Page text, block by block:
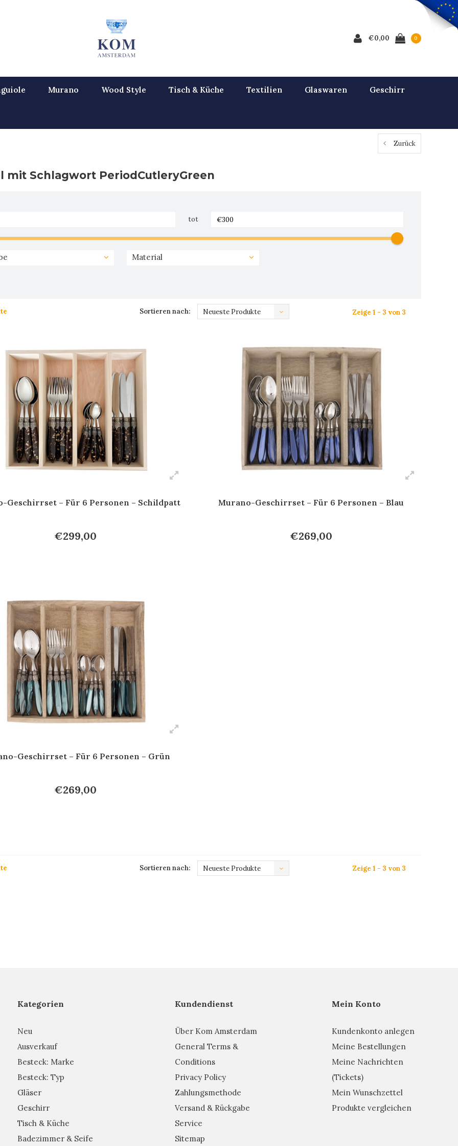
€0,00 0
Murano Wood Style Tisch & Küche Textilien Glaswaren Geschirr
Zurück
mit Schlagwort PeriodCutleryGreen
tot
Material
Sortieren nach: Neueste Produkte Zeige 1 - 3 von 3
Geschirrset – Für 6 Personen – Schildpatt
€299,00
Murano-Geschirrset – Für 6 Personen – Blau
€269,00
Geschirrset – Für 6 Personen – Grün
€269,00
Sortieren nach: Neueste Produkte Zeige 1 - 3 von 3
Kategorien
Neu
Ausverkauf
Besteck: Marke
Besteck: Typ
Gläser
Geschirr
Tisch & Küche
Badezimmer & Seife
Kundendienst
Über Kom Amsterdam
General Terms &
Conditions
Privacy Policy
Zahlungsmethode
Versand & Rückgabe
Service
Sitemap
Mein Konto
Kundenkonto anlegen
Meine Bestellungen
Meine Nachrichten
(Tickets)
Mein Wunschzettel
Produkte vergleichen